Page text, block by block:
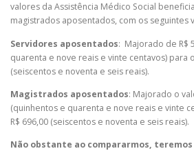
valores da Assistência Médico Social
magistrados aposentados, com os seguintes
Servidores aposentados: Majorado de R$
quarenta e nove reais e vinte centavos) para
(seiscentos e noventa e seis reais).
Magistrados aposentados: Majorado o
(quinhentos e quarenta e nove reais e vinte
R$ 696,00 (seiscentos e noventa e seis reais).
Não obstante ao compararmos,